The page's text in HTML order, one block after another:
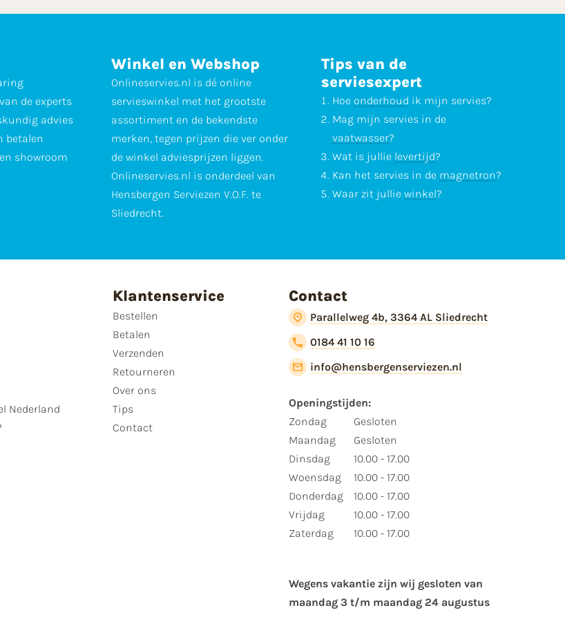
de experts
advies
betalen
showroom
Winkel en Webshop
Onlineservies.nl is dé online
servieswinkel met het grootste
assortiment en de bekendste
merken, tegen prijzen die ver onder
de winkel adviesprijzen liggen.
Onlineservies.nl is onderdeel van
Hensbergen Serviezen V.O.F. te
Sliedrecht.
Tips van de
serviesexpert
Hoe onderhoud ik mijn servies?
Mag mijn servies in de
vaatwasser?
Wat is jullie levertijd?
Kan het servies in de magnetron?
Waar zit jullie winkel?
Nederland
Klantenservice
Bestellen
Betalen
Verzenden
Retourneren
Over ons
Tips
Contact
Contact
Parallelweg 4b, 3364 AL Sliedrecht
0184 41 10 16
info@hensbergenserviezen.nl
Openingstijden:
Zondag
Maandag
Dinsdag
Woensdag
Donderdag
Vrijdag
Zaterdag
Gesloten
Gesloten
10.00 - 17.00
10.00 - 17.00
10.00 - 17.00
10.00 - 17.00
10.00 - 17.00
Wegens vakantie zijn wij gesloten van ​
maandag 3 t/m maandag 24 augustus